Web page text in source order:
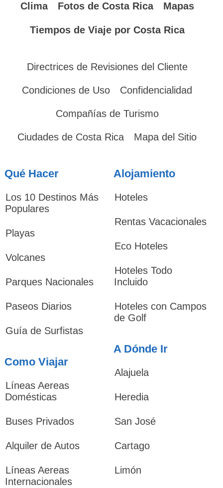
Clima Fotos de Costa Rica Mapas
Tiempos de Viaje por Costa Rica
Directrices de Revisiones del Cliente
Condiciones de Uso Confidencialidad
Compañías de Turismo
Ciudades de Costa Rica Mapa del Sitio
Qué Hacer
Los 10 Destinos Más
Populares
Playas
Volcanes
Parques Nacionales
Paseos Diarios
Guía de Surfistas
Como Viajar
Líneas Aereas
Domésticas
Buses Privados
Alquiler de Autos
Líneas Aereas
Internacionales
Alojamiento
Hoteles
Rentas Vacacionales
Eco Hoteles
Hoteles Todo
Incluido
Hoteles con Campos
de Golf
A Dónde Ir
Alajuela
Heredia
San José
Cartago
Limón